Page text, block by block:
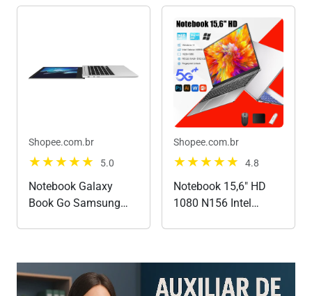
Core i5‑1334U, 8 GB
RAM, 512 GB SSD,
Windows 11 Home,
Preto
Shopee.com.br
5.0
Notebook Galaxy
Book Go Samsung
leve 1.38kg Windows
11 notebook Galaxy
Shopee.com.br
4.8
Notebook 15,6" HD
1080 N156 Intel